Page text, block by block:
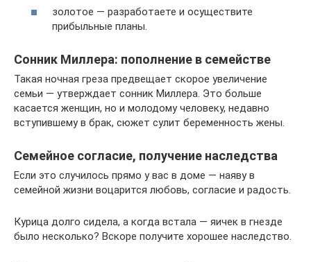
золотое — разработаете и осуществите
прибыльные планы.
Сонник Миллера: пополнение в семействе
Такая ночная греза предвещает скорое увеличение
семьи — утверждает сонник Миллера. Это больше
касается женщин, но и молодому человеку, недавно
вступившему в брак, сюжет сулит беременность жены.
Семейное согласие, получение наследства
Если это случилось прямо у вас в доме — наяву в
семейной жизни воцарится любовь, согласие и радость.
Курица долго сидела, а когда встала — яичек в гнезде
было несколько? Вскоре получите хорошее наследство.